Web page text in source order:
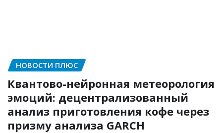
НОВОСТИ ПЛЮС
Квантово-нейронная метеорология
эмоций: децентрализованный
анализ приготовления кофе через
призму анализа GARCH